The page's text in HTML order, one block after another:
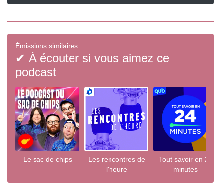
Émissions similaires
✔ À écouter si vous aimez ce
podcast
Le sac de chips
Les rencontres de
l'heure
Tout savoir en 24
minutes